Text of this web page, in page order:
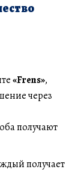
«Frens»,
через
получают
получает